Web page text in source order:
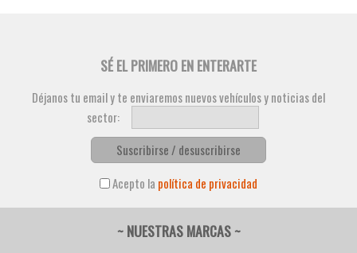
SÉ EL PRIMERO EN ENTERARTE
Déjanos tu email y te enviaremos nuevos vehículos y noticias del
sector:
Suscribirse / desuscribirse
Acepto la política de privacidad
~ NUESTRAS MARCAS ~